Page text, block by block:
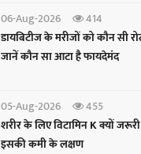
06-Aug-2026
414
डायबिटीज के मरीजों को कौन सी
जानें कौन सा आटा है फायदेमंद
05-Aug-2026
455
शरीर के लिए विटामिन K क्यों
इसकी कमी के लक्षण